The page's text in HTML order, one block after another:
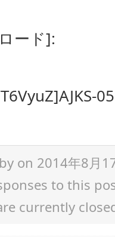
ード]:
on 2014年8月
to this
currently